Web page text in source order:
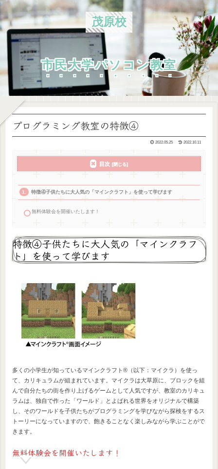
茂原校
市民大学パソコン教室
プログラミング教室の特徴④
2022.05.25 2022.10.11
目次
特徴④子供たちに大人気の「マインクラフト」を使って学びます
無料体験会を開催いたします！
特徴④子供たちに大人気の「マインクラフ
ト」を使って学びます
多くの小学生が知っているマインクラフト®（以下：マイクラ）を使っ
て、カリキュラムが組まれています。マイクラは大草原に、ブロックを組
んで自分たちの街を作り上げるゲームとして人気ですが、教室のカリキュ
ラムは、独自で作った「ワールド」とよばれる世界をオリジナルで構築
し、そのワールドを子供たちがプログラミングを学びながら探検をするス
トーリーになっていますので、飽きることなく楽しみながら学ぶことがで
きます。
無料体験会を開催いたします！